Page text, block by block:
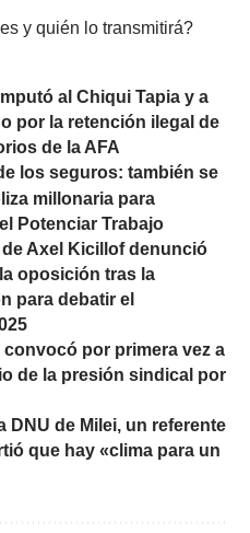
y quién lo transmitirá?
al Chiqui Tapia y a
por la retención ilegal de
de la AFA
los seguros: también se
millonaria para
Potenciar Trabajo
Axel Kicillof denunció
oposición tras la
para debatir el
convocó por primera vez a
de la presión sindical por
DNU de Milei, un referente
que hay «clima para un